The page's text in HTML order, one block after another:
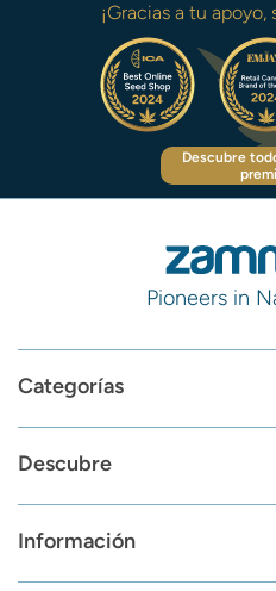
¡Gracias a tu
Descubre
Pioneers in
Categorías
Descubre
Información